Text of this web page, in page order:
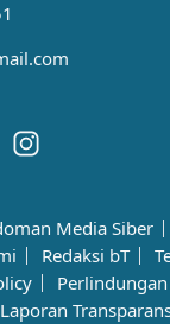
Media Siber
Redaksi bT
Laporan